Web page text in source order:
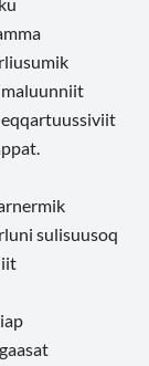
sulisuusoq